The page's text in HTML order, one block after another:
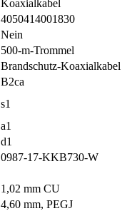
Koaxialkabel
4050414001830
Nein
500-m-Trommel
Brandschutz-Koaxialkabel
B2ca
s1
a1
d1
0987-17-KKB730-W
1,02 mm CU
4,60 mm, PEGJ